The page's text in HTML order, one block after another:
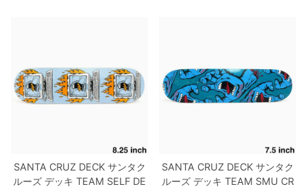
SANTA CRUZ DECKサンタク
ルーズ デッキ TEAM SELF DE
SANTA CRUZ DECKサンタク
ルーズデッキ TEAM SMU CR